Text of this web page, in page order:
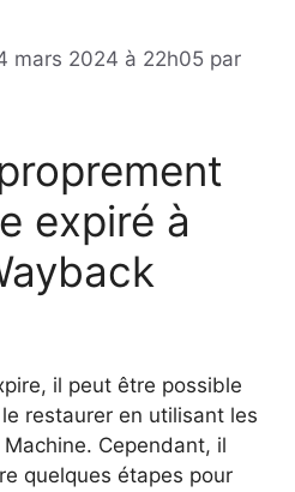
mars 2024 à 22h05 par
expiré à
il peut être possible
restaurer en utilisant les
Cependant, il
quelques étapes pour